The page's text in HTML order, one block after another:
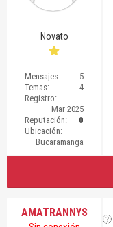
Novato
Mensajes:
5
Temas:
4
Registro:
Mar 2025
Reputación:
0
Ubicación:
Bucaramanga
AMATRANNYS